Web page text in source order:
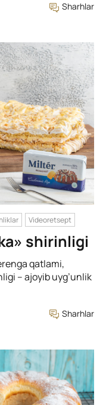
Sharhlar
Videoretsept
shirinligi
qatlami,
– ajoyib uyg’unlik
Sharhlar